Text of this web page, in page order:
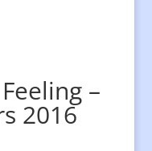
–
2016